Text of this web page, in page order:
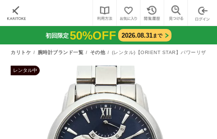
初回限定50%OFF 2026.08.31まで
カリトケ 腕時計ブランド一覧 その他 (レンタル)【ORIENT STAR】パワーリザー
レンタル中